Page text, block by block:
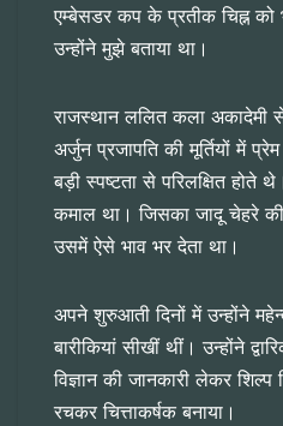
एम्बेसडर कप के प्रतीक चिह्न को
उन्होंने मुझे बताया था।
राजस्थान ललित कला अकादेमी
अर्जुन प्रजापति की मूर्तियों में
बड़ी स्पष्टता से परिलक्षित
कमाल था। जिसका जादू चेहरे
उसमें ऐसे भाव भर देता था।
अपने शुरुआती दिनों में उन्होंने
बारीकियां सीखीं थीं। उन्होंने
विज्ञान की जानकारी लेकर शिल्प
रचकर चित्ताकर्षक बनाया।